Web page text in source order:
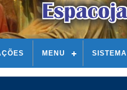
MENU SISTEMA